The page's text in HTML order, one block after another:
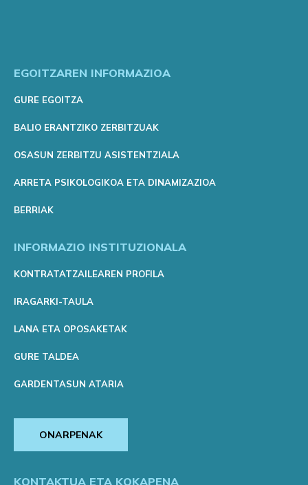
EGOITZAREN INFORMAZIOA
GURE EGOITZA
BALIO ERANTZIKO ZERBITZUAK
OSASUN ZERBITZU ASISTENTZIALA
ARRETA PSIKOLOGIKOA ETA DINAMIZAZIOA
BERRIAK
INFORMAZIO INSTITUZIONALA
KONTRATATZAILEAREN PROFILA
IRAGARKI-TAULA
LANA ETA OPOSAKETAK
GURE TALDEA
GARDENTASUN ATARIA
ONARPENAK
KONTAKTUA ETA KOKAPENA